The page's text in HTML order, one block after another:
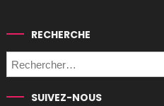
RECHERCHE
SUIVEZ-NOUS